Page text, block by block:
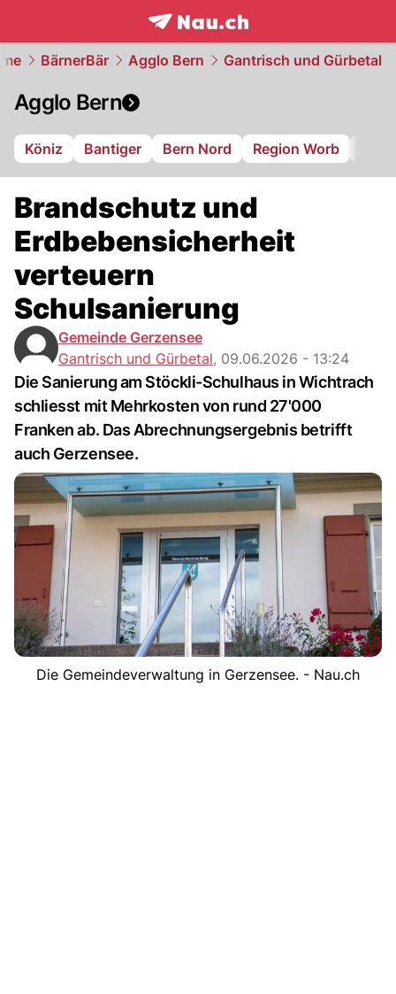
frontpage.NAU.ch
BärnerBär Agglo Bern Gantrisch und Gürbetal
Agglo Bern
Köniz Bantiger Bern Nord Region Worb
Brandschutz und
Erdbebensicherheit
verteuern
Schulsanierung
Gemeinde Gerzensee
Gantrisch und Gürbetal, 09.06.2026 - 13:24
Die Sanierung am Stöckli-Schulhaus in Wichtrach
schliesst mit Mehrkosten von rund 27'000
Franken ab. Das Abrechnungsergebnis betrifft
auch Gerzensee.
Die Gemeindeverwaltung in Gerzensee. - Nau.ch